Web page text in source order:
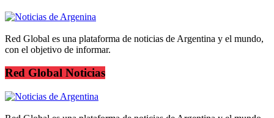
Red Global es una plataforma de noticias de Argentina y el mundo,
con el objetivo de informar.
Red Global Noticias